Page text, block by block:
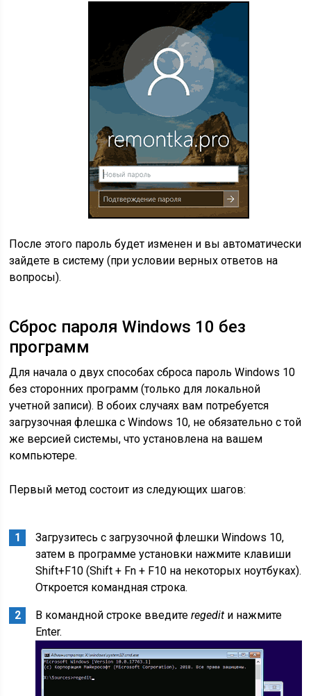
После этого пароль будет изменен и вы автоматически
зайдете в систему (при условии верных ответов на
вопросы).
Сброс пароля Windows 10 без
программ
Для начала о двух способах сброса пароль Windows 10
без сторонних программ (только для локальной
учетной записи). В обоих случаях вам потребуется
загрузочная флешка с Windows 10, не обязательно с той
же версией системы, что установлена на вашем
компьютере.
Первый метод состоит из следующих шагов:
Загрузитесь с загрузочной флешки Windows 10,
затем в программе установки нажмите клавиши
Shift+F10 (Shift + Fn + F10 на некоторых ноутбуках).
Откроется командная строка.
В командной строке введитеregedit и нажмите
Enter.